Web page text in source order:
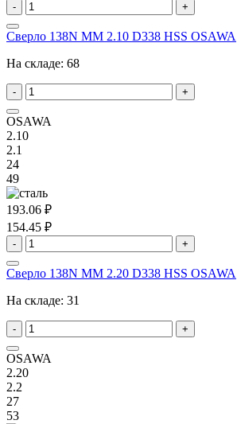
- +
Сверло 138N MM 2.10 D338 HSS OSAWA
На складе: 68
- +
OSAWA
2.10
2.1
24
49
193.06 ₽
154.45 ₽
- +
Сверло 138N MM 2.20 D338 HSS OSAWA
На складе: 31
- +
OSAWA
2.20
2.2
27
53